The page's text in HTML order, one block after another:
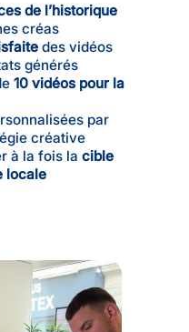
de l’historique
créas
des vidéos
générés
10 vidéos pour la
par
créative
à la fois la cible
locale